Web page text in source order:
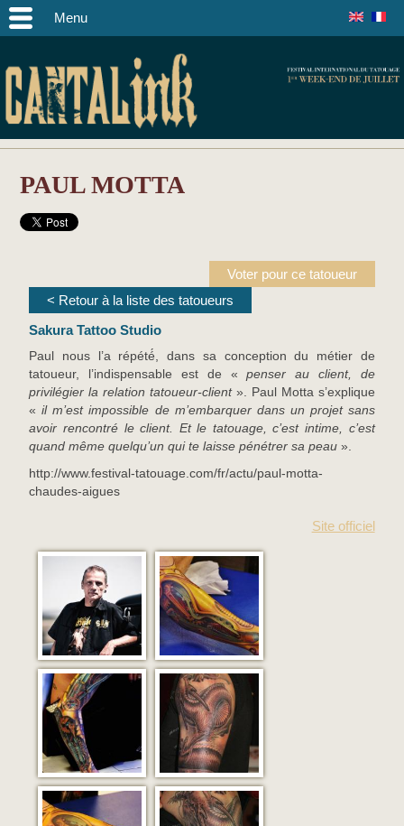
Menu
PAUL MOTTA
Voter pour ce tatoueur
< Retour à la liste des tatoueurs
Sakura Tattoo Studio
Paul nous l’a répété́, dans sa conception du métier de
tatoueur, l’indispensable est de «penser au client, de
privilégier la relation tatoueur-client ». Paul Motta s’explique
«il m’est impossible de m’embarquer dans un projet sans
avoir rencontré le client. Et le tatouage, c’est intime, c’est
quand même quelqu’un qui te laisse pénétrer sa peau».
http://www.festival-tatouage.com/fr/actu/paul-motta-
chaudes-aigues
Site officiel